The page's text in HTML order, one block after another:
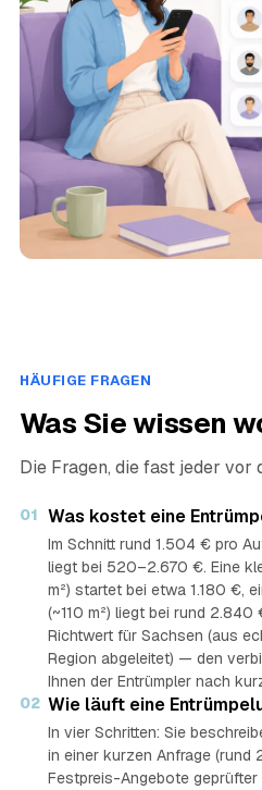
HÄUFIGE FRAGEN
Was Sie wissen
Die Fragen, die fast jeder
01 Was kostet eine
Im Schnitt rund 1.504 € pro
liegt bei 520–2.670 €. Eine
m²) startet bei etwa 1.180 €,
(~110 m²) liegt bei rund
Richtwert für Sachsen (aus
Region abgeleitet) — den
Ihnen der Entrümpler nach
02 Wie läuft eine
In vier Schritten: Sie
in einer kurzen Anfrage (rund
Festpreis-Angebote geprüfter